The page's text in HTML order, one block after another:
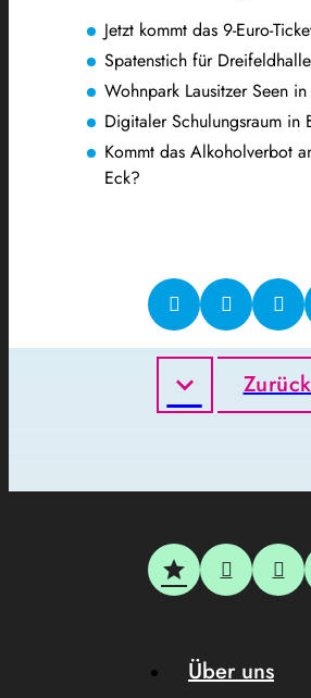
Jetzt kommt das 9-Euro-
Spatenstich für
Wohnpark Lausitzer Seen
Digitaler Schulungsraum in
Kommt das Alkoholverbot
Eck?
Zurück
Über uns